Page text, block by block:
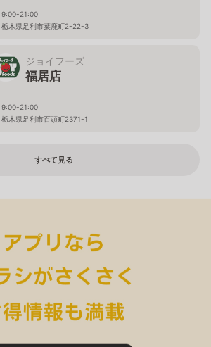
9:00-21:00
栃木県足利市葉鹿町2-22-3
ジョイフーズ
福居店
9:00-21:00
栃木県足利市百頭町2371-1
すべて見る